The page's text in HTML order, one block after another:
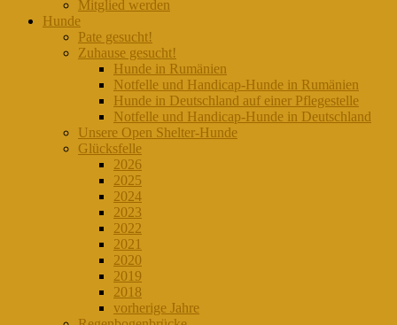
Mitglied werden
Hunde
Pate gesucht!
Zuhause gesucht!
Hunde in Rumänien
Notfelle und Handicap-Hunde in Rumänien
Hunde in Deutschland auf einer Pflegestelle
Notfelle und Handicap-Hunde in Deutschland
Unsere Open Shelter-Hunde
Glücksfelle
2026
2025
2024
2023
2022
2021
2020
2019
2018
vorherige Jahre